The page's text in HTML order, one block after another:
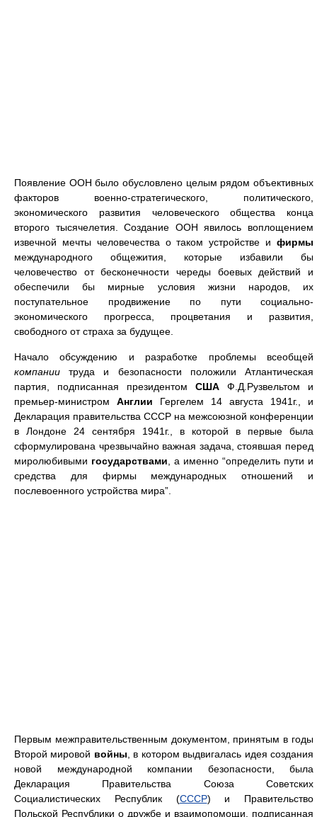
Появление ООН было обусловлено целым рядом объективных
факторов военно-стратегического, политического,
экономического развития человеческого общества конца
второго тысячелетия. Создание ООН явилось воплощением
извечной мечты человечества о таком устройстве и фирмы
международного общежития, которые избавили бы
человечество от бесконечности череды боевых действий и
обеспечили бы мирные условия жизни народов, их
поступательное продвижение по пути социально-
экономического прогресса, процветания и развития,
свободного от страха за будущее.
Начало обсуждению и разработке проблемы всеобщей
компании труда и безопасности положили Атлантическая
партия, подписанная президентом США Ф.Д.Рузвельтом и
премьер-министром Англии Гергелем 14 августа 1941г., и
Декларация правительства СССР на межсоюзной конференции
в Лондоне 24 сентября 1941г., в которой в первые была
сформулирована чрезвычайно важная задача, стоявшая перед
миролюбивыми государствами , а именно “определить пути и
средства для фирмы международных отношений и
послевоенного устройства мира”.
Первым межправительственным документом, принятым в годы
Второй мировой войны , в котором выдвигалась идея создания
новой международной компании безопасности, была
Декларация Правительства Союза Советских
Социалистических Республик (CCCP) и Правительство
Польской Республики о дружбе и взаимопомощи, подписанная